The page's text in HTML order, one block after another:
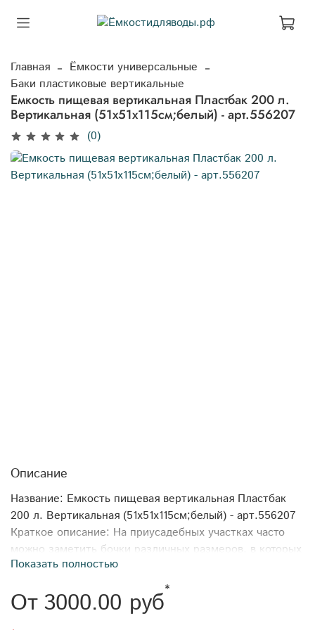
Главная
Ёмкости универсальные
Баки пластиковые вертикальные
Емкость пищевая вертикальная Пластбак 200 л.
Вертикальная (51x51x115см;белый) - арт.556207
(0)
Описание
Название: Емкость пищевая вертикальная Пластбак
200 л. Вертикальная (51x51x115см;белый) - арт.556207
Краткое описание: На приусадебных участках часто
можно заметить бочки различных размеров, в которых
хранят воду для полива, техническую и питьевую воду,
воду используемую в душевых, удобрения и многие
другие жидкости, необходимые в бытовом
использовании. Так же бочки используют, к примеру, в
Показать полностью
От3000.00 руб*